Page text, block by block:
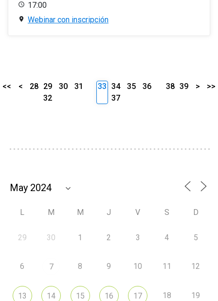
17:00
Webinar con inscripción
<< < 28 29 30
31
32
33 34 35
36
37
38 39 > >>
L M M J V S D
29 30 1 2 3 4 5
6 7 8 9 10 11 12
13 14 15 16 17 18 19